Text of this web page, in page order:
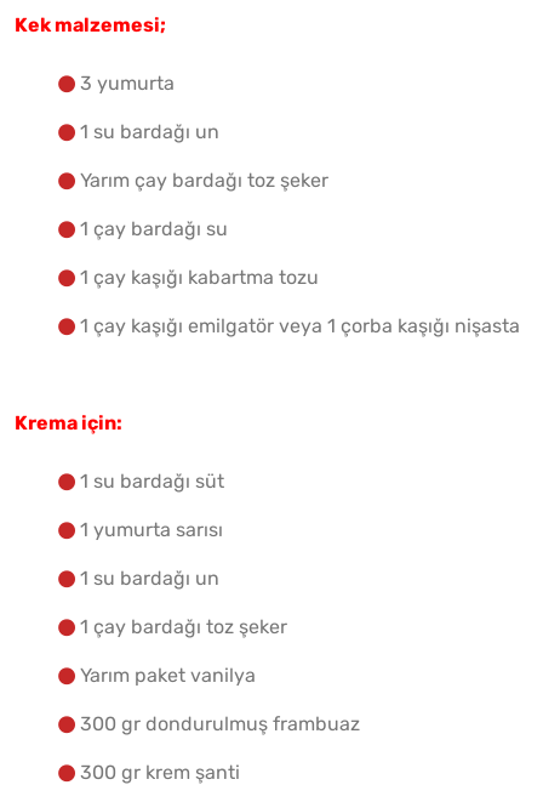
Kek malzemesi;
3 yumurta
1 su bardağı un
Yarım çay bardağı toz şeker
1 çay bardağı su
1 çay kaşığı kabartma tozu
1 çay kaşığı emilgatör veya 1 çorba kaşığı nişasta
Krema için:
1 su bardağı süt
1 yumurta sarısı
1 su bardağı un
1 çay bardağı toz şeker
Yarım paket vanilya
300 gr dondurulmuş frambuaz
300 gr krem şanti